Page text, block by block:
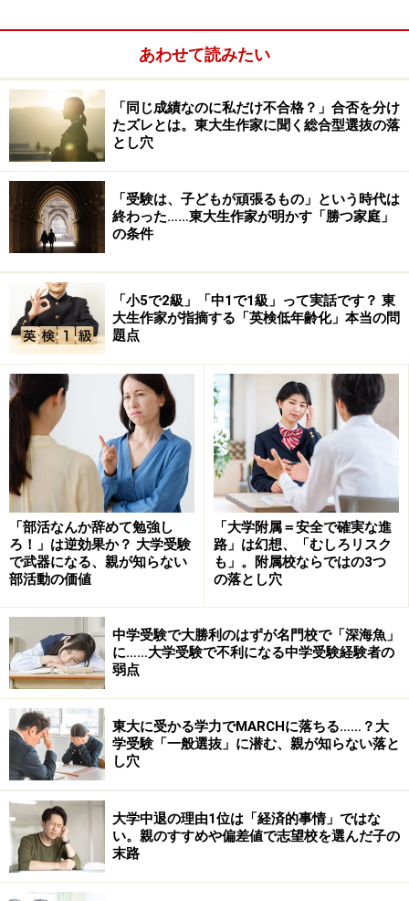
あわせて読みたい
「同じ成績なのに私だけ不合格？」合否を分け
たズレとは。東大生作家に聞く総合型選抜の落
とし穴
「受験は、子どもが頑張るもの」という時代は
終わった……東大生作家が明かす「勝つ家庭」
の条件
「小5で2級」「中1で1級」って実話です？ 東
大生作家が指摘する「英検低年齢化」本当の問
題点
「部活なんか辞めて勉強し
ろ！」は逆効果か？ 大学受験
で武器になる、親が知らない
部活動の価値
「大学附属＝安全で確実な進
路」は幻想、「むしろリスク
も」。附属校ならではの3つ
の落とし穴
中学受験で大勝利のはずが名門校で「深海魚」
に……大学受験で不利になる中学受験経験者の
弱点
東大に受かる学力でMARCHに落ちる……？大
学受験「一般選抜」に潜む、親が知らない落と
し穴
大学中退の理由1位は「経済的事情」ではな
い。親のすすめや偏差値で志望校を選んだ子の
末路